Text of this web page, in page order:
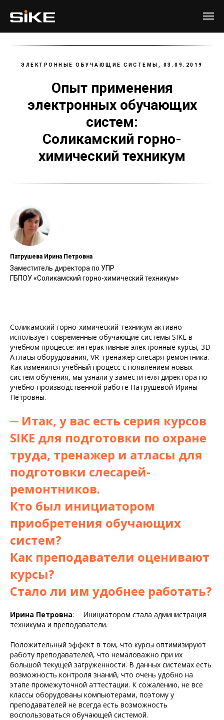
ЭЛЕКТРОННЫЕ ОБУЧАЮЩИЕ СИСТЕМЫ, 03.09.2019
Опыт применения
электронных обучающих
систем:
Соликамский горно-
химический техникум
Патрушева Ирина Петровна
Заместитель директора по УПР
ГБПОУ «Соликамский горно-химический техникум»
Соликамский горно-химический техникум активно
использует современные обучающие системы SIKE в
учебном процессе: интерактивные электронные курсы, 3D
Атласы оборудования, VR-тренажер слесаря-ремонтника.
Как изменился учебный процесс с появлением новых
систем обучения, мы узнали у заместителя директора по
учебно-производственной работе Патрушевой Ирины
Петровны.
─ Итак, у вас есть серия курсов
SIKE для подготовки по охране
труда, тренажер и атласы для
подготовки слесарей-
ремонтников.
Кто был инициатором
приобретения обучающих
систем?
Как преподаватели оценивают
курсы?
Стало ли им удобнее работать?
Ирина Петровна: ─ Инициатором стала администрация
техникума и преподаватели.
Положительный эффект в том, что курсы оптимизируют
работу преподавателей, что немаловажно при их
большой текущей загруженности. В данных системах есть
возможность контроля знаний, что очень удобно на
этапе промежуточной аттестации. К сожалению, не все
классы оборудованы компьютерами, поэтому у
преподавателей не всегда есть возможность
воспользоваться обучающей системой.